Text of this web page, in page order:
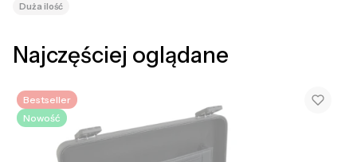
Duża ilość
Najczęściej oglądane
Bestseller
Nowość